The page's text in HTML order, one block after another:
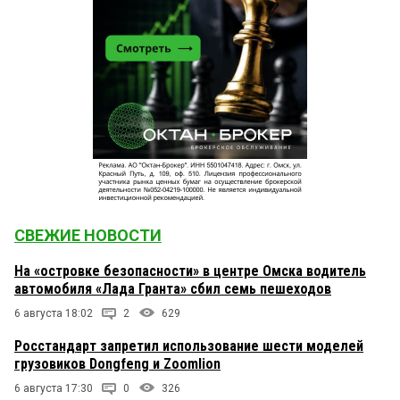
СВЕЖИЕ НОВОСТИ
На «островке безопасности» в центре Омска водитель
автомобиля «Лада Гранта» сбил семь пешеходов
6 августа 18:02 2 629
Росстандарт запретил использование шести моделей
грузовиков Dongfeng и Zoomlion
6 августа 17:30 0 326